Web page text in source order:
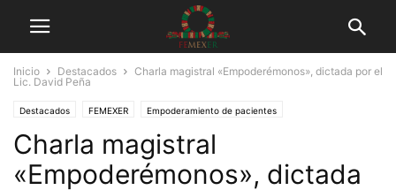
Inicio Destacados
Charla magistral «Empoderémonos», dictada por el
Lic. David Peña
Destacados FEMEXER Empoderamiento de pacientes
Eventos y charlas
Charla magistral
«Empoderémonos», dictada